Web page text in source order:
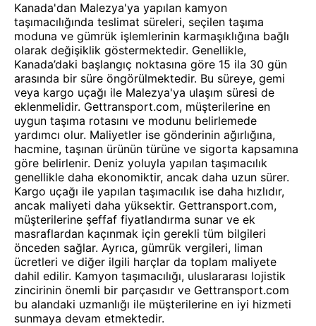
Kanada'dan Malezya'ya yapılan kamyon
taşımacılığında teslimat süreleri, seçilen taşıma
moduna ve gümrük işlemlerinin karmaşıklığına bağlı
olarak değişiklik göstermektedir. Genellikle,
Kanada’daki başlangıç noktasına göre 15 ila 30 gün
arasında bir süre öngörülmektedir. Bu süreye, gemi
veya kargo uçağı ile Malezya'ya ulaşım süresi de
eklenmelidir. Gettransport.com, müşterilerine en
uygun taşıma rotasını ve modunu belirlemede
yardımcı olur. Maliyetler ise gönderinin ağırlığına,
hacmine, taşınan ürünün türüne ve sigorta kapsamına
göre belirlenir. Deniz yoluyla yapılan taşımacılık
genellikle daha ekonomiktir, ancak daha uzun sürer.
Kargo uçağı ile yapılan taşımacılık ise daha hızlıdır,
ancak maliyeti daha yüksektir. Gettransport.com,
müşterilerine şeffaf fiyatlandırma sunar ve ek
masraflardan kaçınmak için gerekli tüm bilgileri
önceden sağlar. Ayrıca, gümrük vergileri, liman
ücretleri ve diğer ilgili harçlar da toplam maliyete
dahil edilir. Kamyon taşımacılığı, uluslararası lojistik
zincirinin önemli bir parçasıdır ve Gettransport.com
bu alandaki uzmanlığı ile müşterilerine en iyi hizmeti
sunmaya devam etmektedir.